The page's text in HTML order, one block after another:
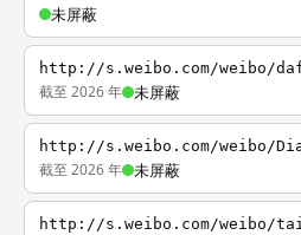
未屏蔽
http://s.weibo.com/weibo/
截至 2026 年 未屏蔽
http://s.weibo.com/weibo/
截至 2026 年 未屏蔽
http://s.weibo.com/weibo/